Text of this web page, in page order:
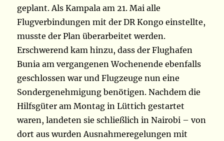
geplant. Als Kampala am 21. Mai alle
Flugverbindungen mit der DR Kongo einstellte,
musste der Plan überarbeitet werden.
Erschwerend kam hinzu, dass der Flughafen
Bunia am vergangenen Wochenende ebenfalls
geschlossen war und Flugzeuge nun eine
Sondergenehmigung benötigen. Nachdem die
Hilfsgüter am Montag in Lüttich gestartet
waren, landeten sie schließlich in Nairobi – von
dort aus wurden Ausnahmeregelungen mit